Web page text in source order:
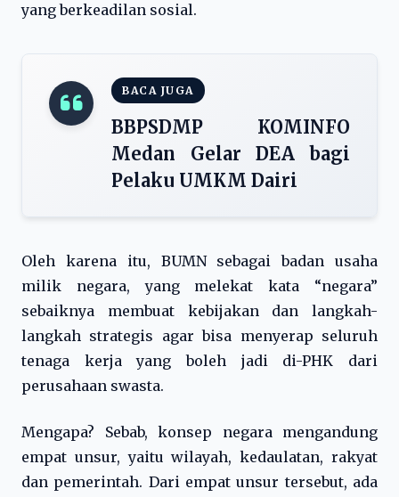
yang berkeadilan sosial.
BACA JUGA
BBPSDMP KOMINFO
Medan Gelar DEA bagi
Pelaku UMKM Dairi
Oleh karena itu, BUMN sebagai badan usaha
milik negara, yang melekat kata “negara”
sebaiknya membuat kebijakan dan langkah-
langkah strategis agar bisa menyerap seluruh
tenaga kerja yang boleh jadi di-PHK dari
perusahaan swasta.
Mengapa? Sebab, konsep negara mengandung
empat unsur, yaitu wilayah, kedaulatan, rakyat
dan pemerintah. Dari empat unsur tersebut, ada